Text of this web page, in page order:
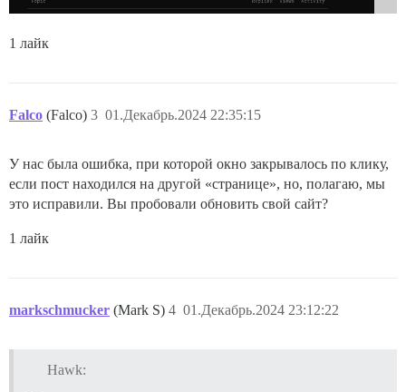
1 лайк
Falco (Falco) 01.Декабрь.2024 22:35:15
3
У нас была ошибка, при которой окно закрывалось по клику,
если пост находился на другой «странице», но, полагаю, мы
это исправили. Вы пробовали обновить свой сайт?
1 лайк
markschmucker (Mark S) 01.Декабрь.2024 23:12:22
4
Hawk: